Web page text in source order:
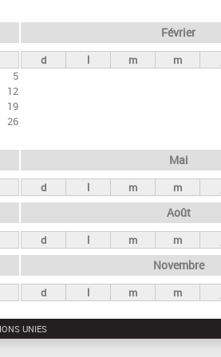
5
12
19
26
Février
d l m m
Mai
d l m m
Août
d l m m
Novembre
d l m m
UNIES